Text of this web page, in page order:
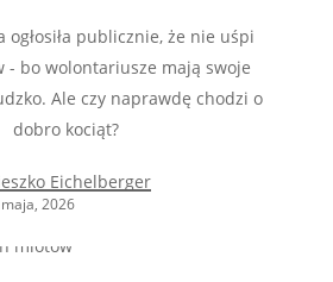
ogłosiła publicznie, że nie uśpi
- bo wolontariusze mają swoje
Ale czy naprawdę chodzi o
dobro kociąt?
Eichelberger
2026